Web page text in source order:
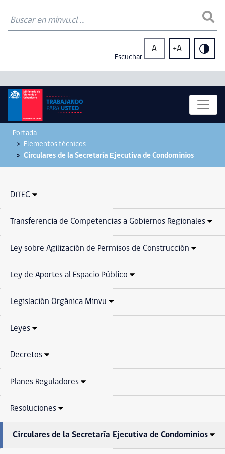
Escuchar
-A +A
Portada
Elementos técnicos
Circulares de la Secretaría Ejecutiva de Condominios
DITEC
Transferencia de Competencias a Gobiernos Regionales
Ley sobre Agilización de Permisos de Construcción
Ley de Aportes al Espacio Público
Legislación Orgánica Minvu
Leyes
Decretos
Planes Reguladores
Resoluciones
Circulares de la Secretaría Ejecutiva de Condominios